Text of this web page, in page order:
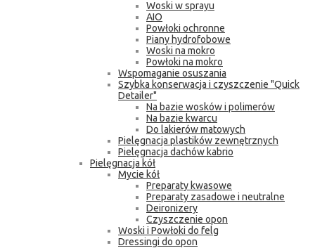
Woski w sprayu
AIO
Powłoki ochronne
Piany hydrofobowe
Woski na mokro
Powłoki na mokro
Wspomaganie osuszania
Szybka konserwacja i czyszczenie "Quick
Detailer"
Na bazie wosków i polimerów
Na bazie kwarcu
Do lakierów matowych
Pielęgnacja plastików zewnętrznych
Pielęgnacja dachów kabrio
Pielęgnacja kół
Mycie kół
Preparaty kwasowe
Preparaty zasadowe i neutralne
Deironizery
Czyszczenie opon
Woski i Powłoki do felg
Dressingi do opon